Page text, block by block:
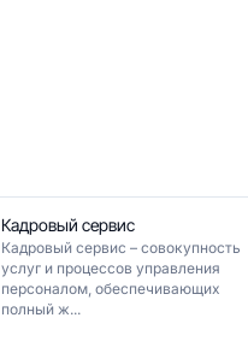
Кадровый сервис
Кадровый сервис – совокупность
услуг и процессов управления
персоналом, обеспечивающих
полный ж...